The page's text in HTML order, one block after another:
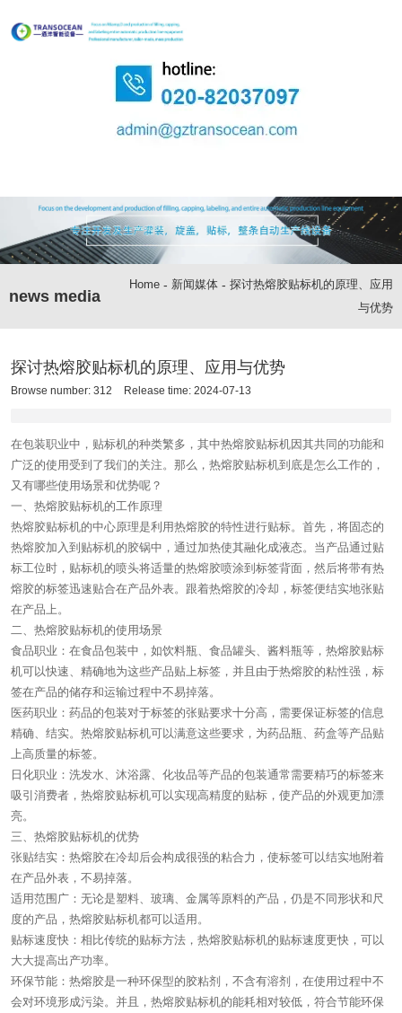
news media
Home - 新闻媒体 - 探讨热熔胶贴标机的原理、应用
与优势
探讨热熔胶贴标机的原理、应用与优势
Browse number: 312 Release time: 2024-07-13
在包装职业中，贴标机的种类繁多，其中热熔胶贴标机因其共同的功能和
广泛的使用受到了我们的关注。那么，热熔胶贴标机到底是怎么工作的，
又有哪些使用场景和优势呢？
一、热熔胶贴标机的工作原理
热熔胶贴标机的中心原理是利用热熔胶的特性进行贴标。首先，将固态的
热熔胶加入到贴标机的胶锅中，通过加热使其融化成液态。当产品通过贴
标工位时，贴标机的喷头将适量的热熔胶喷涂到标签背面，然后将带有热
熔胶的标签迅速贴合在产品外表。跟着热熔胶的冷却，标签便结实地张贴
在产品上。
二、热熔胶贴标机的使用场景
食品职业：在食品包装中，如饮料瓶、食品罐头、酱料瓶等，热熔胶贴标
机可以快速、精确地为这些产品贴上标签，并且由于热熔胶的粘性强，标
签在产品的储存和运输过程中不易掉落。
医药职业：药品的包装对于标签的张贴要求十分高，需要保证标签的信息
精确、结实。热熔胶贴标机可以满意这些要求，为药品瓶、药盒等产品贴
上高质量的标签。
日化职业：洗发水、沐浴露、化妆品等产品的包装通常需要精巧的标签来
吸引消费者，热熔胶贴标机可以实现高精度的贴标，使产品的外观更加漂
亮。
三、热熔胶贴标机的优势
张贴结实：热熔胶在冷却后会构成很强的粘合力，使标签可以结实地附着
在产品外表，不易掉落。
适用范围广：无论是塑料、玻璃、金属等原料的产品，仍是不同形状和尺
度的产品，热熔胶贴标机都可以适用。
贴标速度快：相比传统的贴标方法，热熔胶贴标机的贴标速度更快，可以
大大提高出产功率。
环保节能：热熔胶是一种环保型的胶粘剂，不含有溶剂，在使用过程中不
会对环境形成污染。并且，热熔胶贴标机的能耗相对较低，符合节能环保